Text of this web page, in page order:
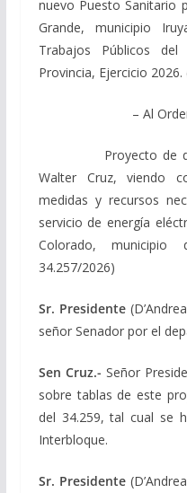
nuevo Puesto Sanitario
Grande, municipio
Trabajos Públicos
Provincia, Ejercicio
– Al
Proyecto de
Walter Cruz, viendo
medidas y recursos
servicio de energía
Colorado,
34.257/2026)
Sr. Presidente
señor Senador por el
Sen Cruz.-Señor
sobre tablas de este
del 34.259, tal cual se
Interbloque.
Sr. Presidente